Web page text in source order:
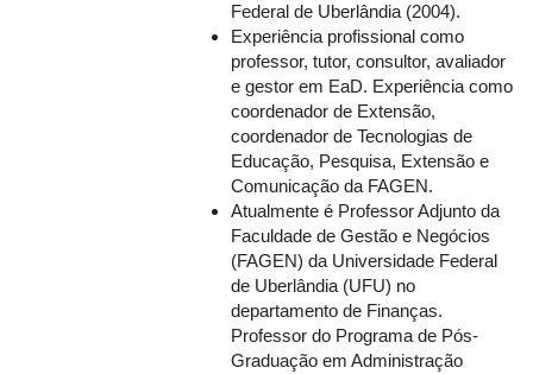
Federal de Uberlândia (2004).
Experiência profissional como
professor, tutor, consultor, avaliador
e gestor em EaD. Experiência como
coordenador de Extensão,
coordenador de Tecnologias de
Educação, Pesquisa, Extensão e
Comunicação da FAGEN.
Atualmente é Professor Adjunto da
Faculdade de Gestão e Negócios
(FAGEN) da Universidade Federal
de Uberlândia (UFU) no
departamento de Finanças.
Professor do Programa de Pós-
Graduação em Administração